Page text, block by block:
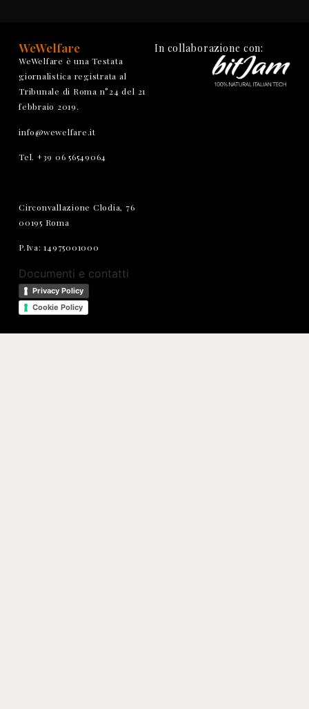
WeWelfare
WeWelfare è una Testata
giornalistica registrata al
Tribunale di Roma n°24 del 21
febbraio 2019.
info@wewelfare.it
Tel. +39 06 56549064
Circonvallazione Clodia, 76
00195 Roma
P.Iva: 14975001000
Documenti e contatti
Privacy Policy
Cookie Policy
In collaborazione con: